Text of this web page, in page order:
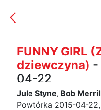
FUNNY GIRL
dziewczyna) -
04-22
Jule Styne, Bob
Powtórka 2015-04-